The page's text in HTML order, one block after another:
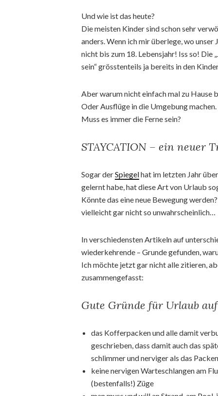
Und wie ist das heute?
Die meisten Kinder sind schon sehr
anders. Wenn ich mir überlege, wo
nicht bis zum 18. Lebensjahr! Iss so! Die
sein“ grösstenteils ja bereits in den
Aber warum nicht einfach mal zu Hause
Oder Ausflüge in die Umgebung machen.
Muss es immer die Ferne sein?
STAYCATION – ein neuer
Sogar derSpiegelhat im letzten Jahr
gelernt habe, hat diese Art von Urlaub
Könnte das eine neue Bewegung
vielleicht gar nicht so unwahrscheinlich…
In verschiedensten Artikeln auf
wiederkehrende – Grunde gefunden,
Ich möchte jetzt gar nicht alle zitieren,
zusammengefasst:
Gute Gründe für Urlaub
das Kofferpacken und alle damit
geschrieben, dass damit auch das
schlimmer und nerviger als das
keine nervigen Warteschlangen am
(bestenfalls!) Züge